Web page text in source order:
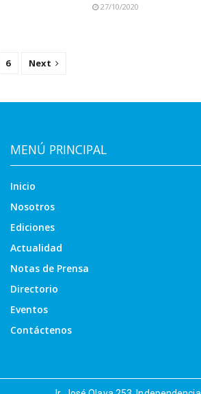
27/10/2020
6 Next
MENÚ PRINCIPAL
Inicio
Nosotros
Ediciones
Actualidad
Notas de Prensa
Directorio
Eventos
Contáctenos